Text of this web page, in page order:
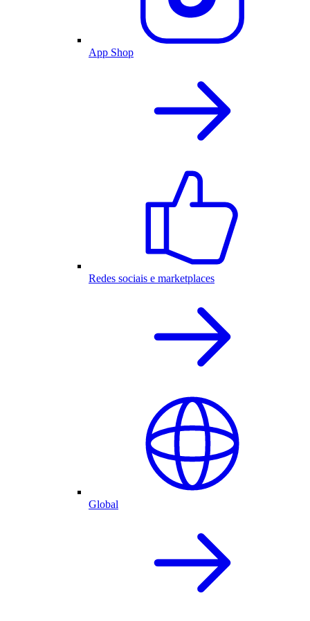
App Shop
Redes sociais e marketplaces
Global